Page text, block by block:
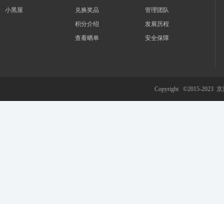
小黑屋
兑换奖品
积分介绍
查看晒单
管理团队
发展历程
安全保障
Copyright ©2015-2023 京